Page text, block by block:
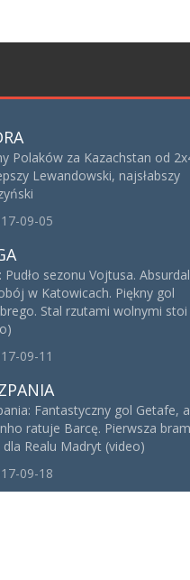
Polaków za Kazachstan od
Lewandowski, najsłabszy
09-05
Pudło sezonu Vojtusa.
w Katowicach. Piękny gol
Stal rzutami wolnymi stoi
09-11
Fantastyczny gol Getafe,
ratuje Barcę. Pierwsza
dla Realu Madryt (video)
09-18